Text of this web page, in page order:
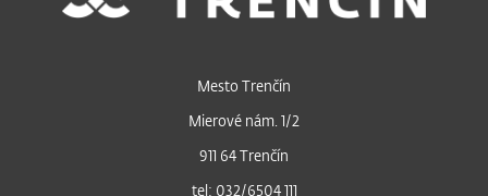
Mesto Trenčín
Mierové nám. 1/2
911 64 Trenčín
tel: 032/6504 111